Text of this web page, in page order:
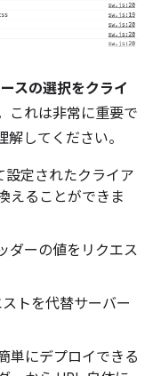
スの選択をクライ
これは非常に重要で
してください。
設定されたクライア
えることができま
ダーの値をリクエス
トを代替サーバー
単にデプロイできる